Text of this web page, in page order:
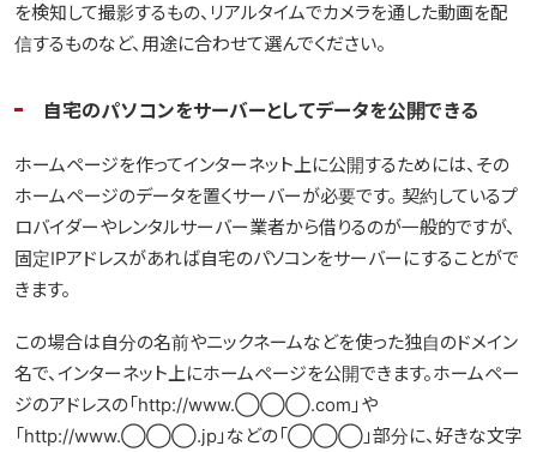
を検知して撮影するもの、リアルタイムでカメラを通した動画を配
信するものなど、用途に合わせて選んでください。
自宅のパソコンをサーバーとしてデータを公開できる
ホームページを作ってインターネット上に公開するためには、その
ホームページのデータを置くサーバーが必要です。 契約しているプ
ロバイダーやレンタルサーバー業者から借りるのが一般的ですが、
固定IPアドレスがあれば自宅のパソコンをサーバーにすることがで
きます。
この場合は自分の名前やニックネームなどを使った独自のドメイン
名で、インターネット上にホームページを公開できます。ホームペー
ジのアドレスの「http://www.◯◯◯.com」や
「http://www.◯◯◯.jp」などの「◯◯◯」部分に、好きな文字